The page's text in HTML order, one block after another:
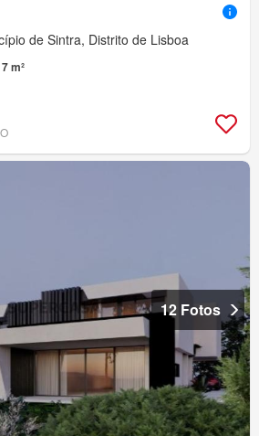
de Sintra, Distrito de Lisboa
m²
12 Fotos